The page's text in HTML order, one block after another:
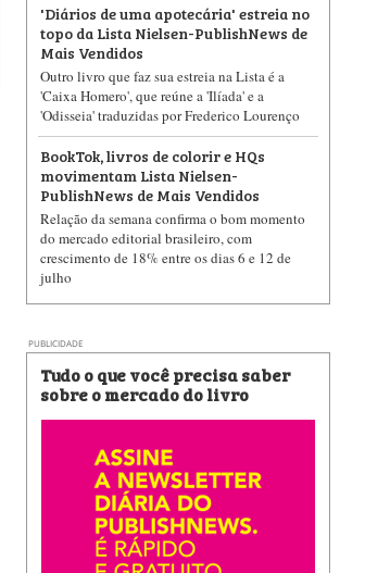
'Diários de uma apotecária' estreia no
topo da Lista Nielsen-PublishNews de
Mais Vendidos
Outro livro que faz sua estreia na Lista é a
'Caixa Homero', que reúne a 'Ilíada' e a
'Odisseia' traduzidas por Frederico Lourenço
BookTok, livros de colorir e HQs
movimentam Lista Nielsen-
PublishNews de Mais Vendidos
Relação da semana confirma o bom momento
do mercado editorial brasileiro, com
crescimento de 18% entre os dias 6 e 12 de
julho
PUBLICIDADE
Tudo o que você precisa saber
sobre o mercado do livro